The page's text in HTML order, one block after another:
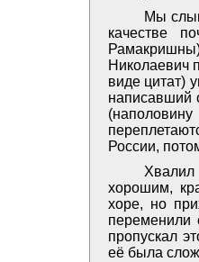
Мы
качестве
Николаевич
виде цитат)
написавший
России,
хорошим,
хоре, но
пропускал
её была